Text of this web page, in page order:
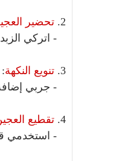
2. تحضير
- اتركي
3. تنويع النكهة:
- جربي إضافة
4. تقطيع
- استخدمي